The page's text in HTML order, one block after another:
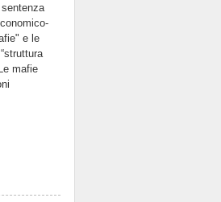
e le
mafie